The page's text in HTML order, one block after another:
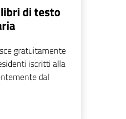
di testo
gratuitamente
iscritti alla
dal